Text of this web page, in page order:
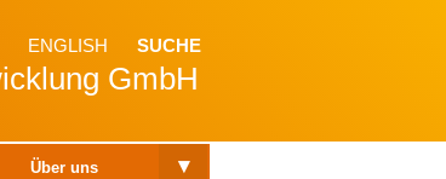
ENGLISH SUCHE
GmbH
Über uns ▾